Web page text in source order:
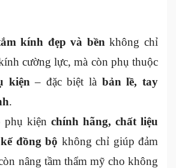
kính đẹp và bền không chỉ
cường lực, mà còn phụ thuộc
kiện – đặc biệt là bản lề, tay
.
phụ kiện chính hãng, chất liệu
đồng bộ không chỉ giúp đảm
nâng tầm thẩm mỹ cho không